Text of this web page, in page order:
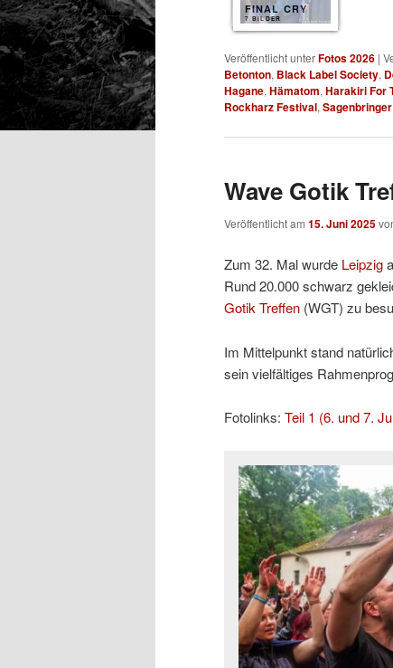
FINAL CRY
7 BILDER
Veröffentlicht unterFotos 2026 |
Betonton, Black Label Society,
Hagane, Hämatom, Harakiri For
Rockharz Festival, Sagenbringer
Wave Gotik
Veröffentlicht am 15. Juni 2025
Zum 32. Mal wurde Leipzig
Rund 20.000 schwarz
Gotik Treffen (WGT) zu
Im Mittelpunkt stand
sein vielfältiges
Fotolinks: Teil 1 (6. und 7.